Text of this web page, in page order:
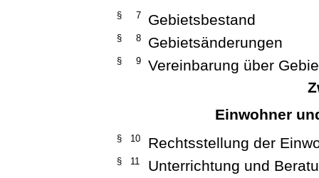
§ 7 Gebietsbestand
§ 8 Gebietsänderungen
§ 9
Vereinbarung über
Einwohner
§ 10 Rechtsstellung der
§ 11 Unterrichtung und